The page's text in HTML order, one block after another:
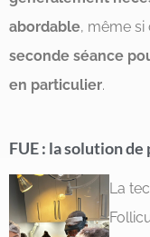
abordable, même si
seconde séance
en particulier.
FUE : la solution
La